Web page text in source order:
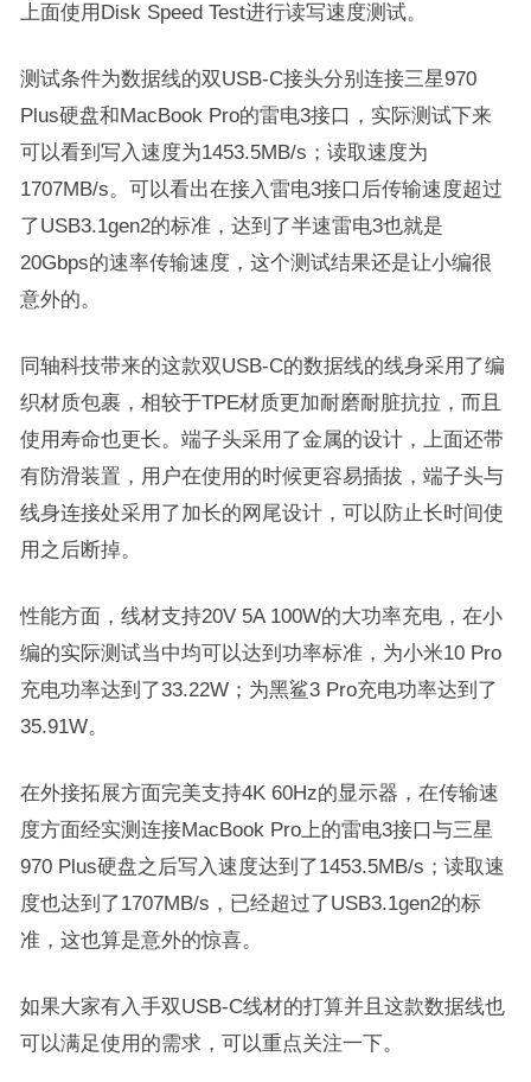
上面使用Disk Speed Test进行读写速度测试。
测试条件为数据线的双USB-C接头分别连接三星970
Plus硬盘和MacBook Pro的雷电3接口，实际测试下来
可以看到写入速度为1453.5MB/s；读取速度为
1707MB/s。可以看出在接入雷电3接口后传输速度超过
了USB3.1gen2的标准，达到了半速雷电3也就是
20Gbps的速率传输速度，这个测试结果还是让小编很
意外的。
同轴科技带来的这款双USB-C的数据线的线身采用了编
织材质包裹，相较于TPE材质更加耐磨耐脏抗拉，而且
使用寿命也更长。端子头采用了金属的设计，上面还带
有防滑装置，用户在使用的时候更容易插拔，端子头与
线身连接处采用了加长的网尾设计，可以防止长时间使
用之后断掉。
性能方面，线材支持20V 5A 100W的大功率充电，在小
编的实际测试当中均可以达到功率标准，为小米10 Pro
充电功率达到了33.22W；为黑鲨3 Pro充电功率达到了
35.91W。
在外接拓展方面完美支持4K 60Hz的显示器，在传输速
度方面经实测连接MacBook Pro上的雷电3接口与三星
970 Plus硬盘之后写入速度达到了1453.5MB/s；读取速
度也达到了1707MB/s，已经超过了USB3.1gen2的标
准，这也算是意外的惊喜。
如果大家有入手双USB-C线材的打算并且这款数据线也
可以满足使用的需求，可以重点关注一下。